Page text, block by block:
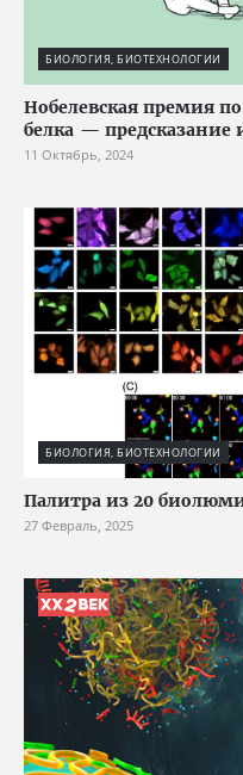
БИОЛОГИЯ, БИОТЕХНОЛОГИИ
Нобелевская премия
белка — предсказание
11 Октябрь, 2024
БИОЛОГИЯ, БИОТЕХНОЛОГИИ
Палитра из 20
27 Февраль, 2025